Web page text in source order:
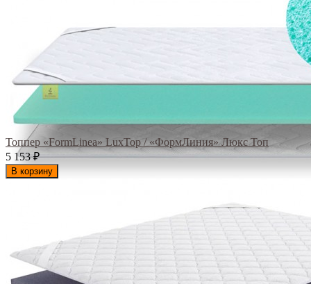
Топпер «FormLinea» LuxTop / «ФормЛиния» Люкс Топ
5 153₽
В корзину